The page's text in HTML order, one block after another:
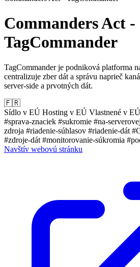
Commanders Act -
TagCommander
TagCommander je podniková platforma
centralizuje zber dát a správu naprieč
server-side a prvotných dát.
🇫🇷
Sídlo v EÚ Hosting v EÚ Vlastnené v EÚ
#sprava-znaciek #sukromie #na-
zdroja #riadenie-súhlasov #riadenie-dát
#zdroje-dát #monitorovanie-súkromia
Navštív webovú stránku